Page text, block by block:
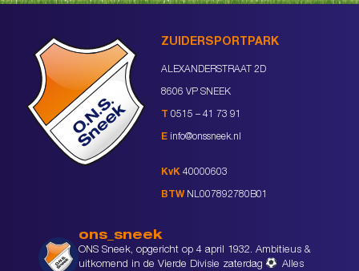
ZUIDERSPORTPARK
ALEXANDERSTRAAT 2D
8606 VP SNEEK
T 0515 – 41 73 91
E info@onssneek.nl
KvK 40000603
BTW NL007892780B01
ons_sneek
ONS Sneek, opgericht op 4 april 1932. Ambitieus &
uitkomend in de Vierde Divisie zaterdag
Alles